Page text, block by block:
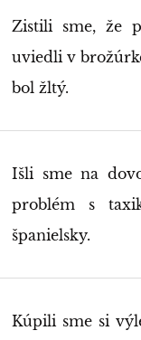
Zistili sme, že
uviedli v
bol žltý.
Išli sme na
problém s
španielsky.
Kúpili sme si